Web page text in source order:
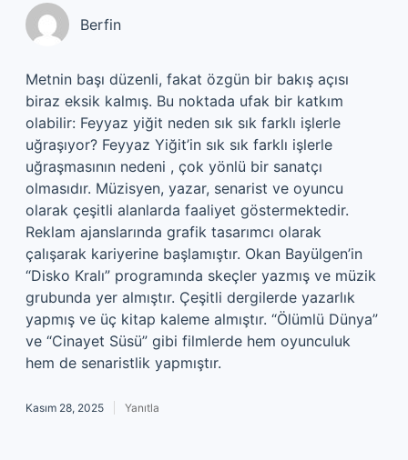
Berfin
Metnin başı düzenli, fakat özgün bir bakış açısı
biraz eksik kalmış. Bu noktada ufak bir katkım
olabilir: Feyyaz yiğit neden sık sık farklı işlerle
uğraşıyor? Feyyaz Yiğit’in sık sık farklı işlerle
uğraşmasının nedeni , çok yönlü bir sanatçı
olmasıdır. Müzisyen, yazar, senarist ve oyuncu
olarak çeşitli alanlarda faaliyet göstermektedir.
Reklam ajanslarında grafik tasarımcı olarak
çalışarak kariyerine başlamıştır. Okan Bayülgen’in
“Disko Kralı” programında skeçler yazmış ve müzik
grubunda yer almıştır. Çeşitli dergilerde yazarlık
yapmış ve üç kitap kaleme almıştır. “Ölümlü Dünya”
ve “Cinayet Süsü” gibi filmlerde hem oyunculuk
hem de senaristlik yapmıştır.
Kasım 28, 2025 Yanıtla